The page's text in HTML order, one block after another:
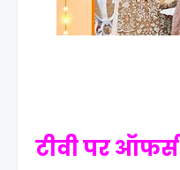
टीवी पर ऑफर्स